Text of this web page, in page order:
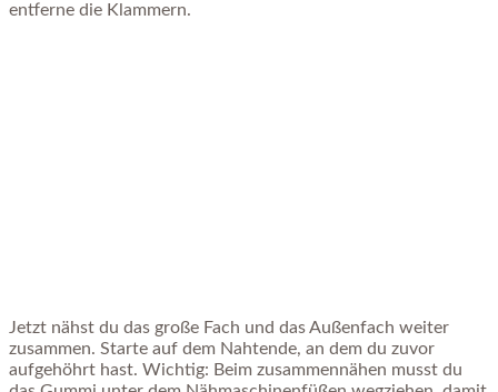
entferne die Klammern.
Jetzt nähst du das große Fach und das Außenfach weiter
zusammen. Starte auf dem Nahtende, an dem du zuvor
aufgehöhrt hast. Wichtig: Beim zusammennähen musst du